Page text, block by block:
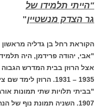
"הייתי תלמידו של
גר הצדק מנשטיין"
הקוראת רחל בן גדליה מראשון
"אבי, יהודה פרידמן, היה
אצל הרוזן בבית המדרש הגבוה
1935 – 1931. הרוזן לימד שם ציור והיה בשעתו צייר מפורסם.
"בביתי תלויות שתי תמונות
1907. השניה תמונת נוף של